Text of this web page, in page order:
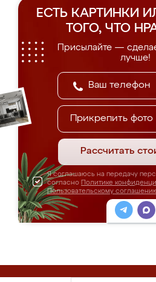
ЕСТЬ КАРТИНКИ
ТОГО, ЧТО
Присылайте —
лучше!
Прикрепить фото
Рассчитать
Я соглашаюсь на передачу
согласно Политике
Пользовательскому